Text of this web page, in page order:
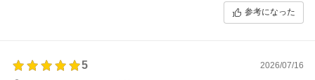
参考になった
5
2026/07/16